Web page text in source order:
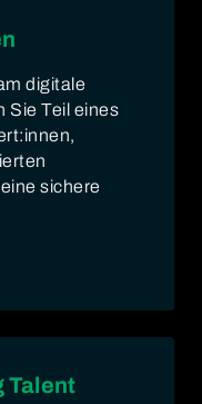
digitale
Sie Teil eines
sichere
Talent